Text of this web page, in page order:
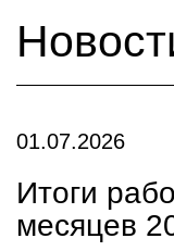
01.07.2026
Итоги
месяцев